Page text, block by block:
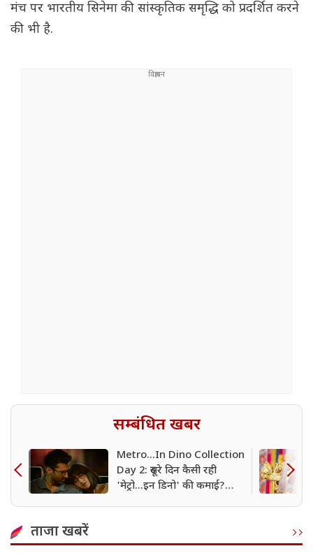
मंच पर भारतीय सिनेमा की सांस्कृतिक समृद्धि को प्रदर्शित करने
की भी है.
सम्बंधित खबर
Metro...In Dino Collection
Day 2: दूसरे दिन कैसी रही
'मेट्रो...इन डिनो' की कमाई?
ताजा खबरें